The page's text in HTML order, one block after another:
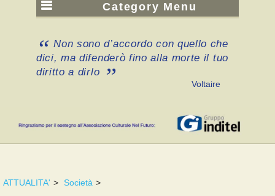
Category Menu
Non sono d’accordo con quello che
dici, ma difenderò fino alla morte il tuo
diritto a dirlo
Voltaire
ATTUALITA' > Società >